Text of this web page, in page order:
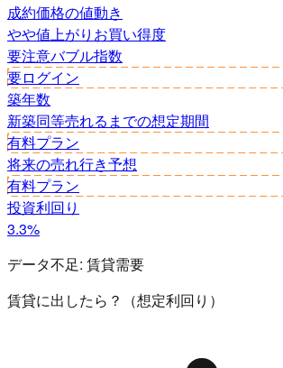
成約価格の値動き
やや値上がり お買い得度
要注意バブル指数
要ログイン
築年数
新築同等売れるまでの想定期間
有料プラン
将来の売れ行き予想
有料プラン
投資利回り
3.3%
データ不足: 賃貸需要
賃貸に出したら？（想定利回り）